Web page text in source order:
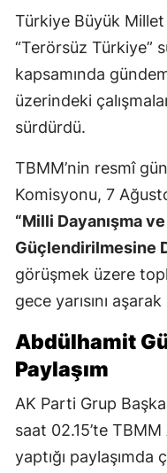
Türkiye Büyük
“Terörsüz Türkiye”
kapsamında
üzerindeki
sürdürdü.
TBMM’nin resmî
Komisyonu, 7
“Milli Dayanışma
Güçlendirilmesine
görüşmek üzere
gece yarısını
Abdülhamit
Paylaşım
AK Parti Grup
saat 02.15’te
yaptığı paylaşımda